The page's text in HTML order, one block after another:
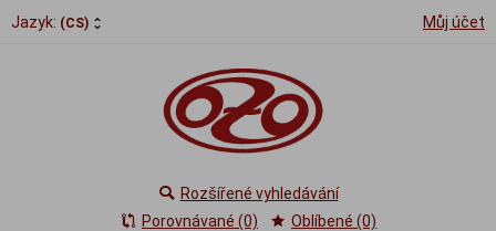
Jazyk: (CS) Můj účet
Rozšířené vyhledávání
Porovnávané (0)
Oblíbené (0)